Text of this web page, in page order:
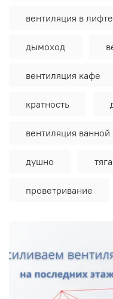
вентиляция в лифте
дымоход
вентиляция кафе
кратность
вентиляция ванной
душно тяга
проветривание